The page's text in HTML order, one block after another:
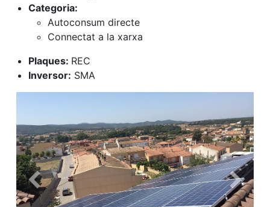
Categoria:
Autoconsum directe
Connectat a la xarxa
Plaques: REC
Inversor: SMA
Anterior